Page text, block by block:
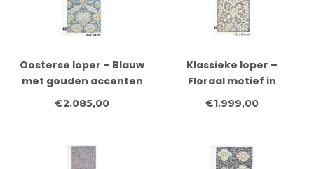
Oosterse loper – Blauw
met gouden accenten
– 354 x 78 cm –
€2.085,00
Klassieke loper –
Floraal motief in
neutrale tinten – 352 x
€1.999,00